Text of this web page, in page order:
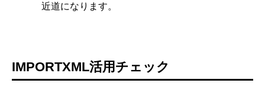
近道になります。
IMPORTXML活用チェック